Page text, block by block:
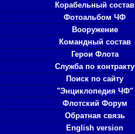
Корабельный состав
Фотоальбом ЧФ
Вооружение
Командный состав
Герои Флота
Служба по контракту
Поиск по сайту
"Энциклопедия ЧФ"
Флотский Форум
Обратная связь
English version